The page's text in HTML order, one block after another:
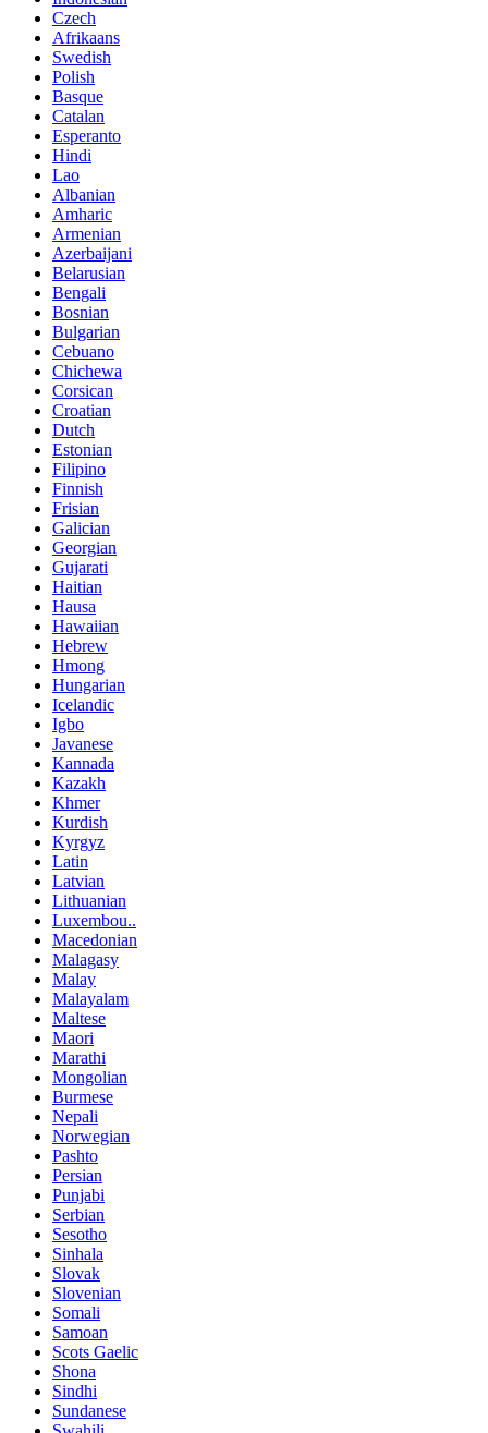
Czech
Afrikaans
Swedish
Polish
Basque
Catalan
Esperanto
Hindi
Lao
Albanian
Amharic
Armenian
Azerbaijani
Belarusian
Bengali
Bosnian
Bulgarian
Cebuano
Chichewa
Corsican
Croatian
Dutch
Estonian
Filipino
Finnish
Frisian
Galician
Georgian
Gujarati
Haitian
Hausa
Hawaiian
Hebrew
Hmong
Hungarian
Icelandic
Igbo
Javanese
Kannada
Kazakh
Khmer
Kurdish
Kyrgyz
Latin
Latvian
Lithuanian
Luxembou..
Macedonian
Malagasy
Malay
Malayalam
Maltese
Maori
Marathi
Mongolian
Burmese
Nepali
Norwegian
Pashto
Persian
Punjabi
Serbian
Sesotho
Sinhala
Slovak
Slovenian
Somali
Samoan
Scots Gaelic
Shona
Sindhi
Sundanese